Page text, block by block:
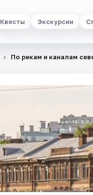
Квесты Экскурсии
По рекам и каналам